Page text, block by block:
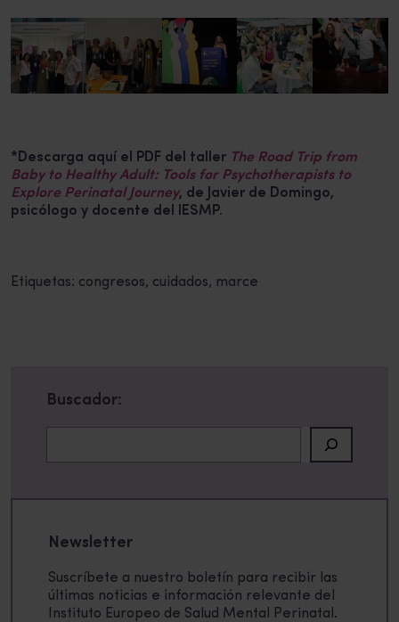
*Descarga aquí el PDF del taller The Road Trip from
Baby to Healthy Adult: Tools for Psychotherapists to
Explore Perinatal Journey, de Javier de Domingo,
psicólogo y docente del IESMP.
Etiquetas: congresos, cuidados, marce
Buscador:
Newsletter
Suscríbete a nuestro boletín para recibir las
últimas noticias e información relevante del
Instituto Europeo de Salud Mental Perinatal.